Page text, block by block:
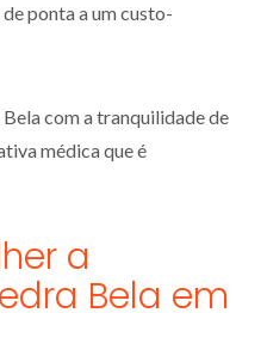
ponta a um custo-
com a tranquilidade de
médica que é
a
Bela em